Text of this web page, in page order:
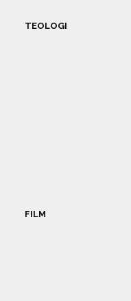
TEOLOGI
FILM